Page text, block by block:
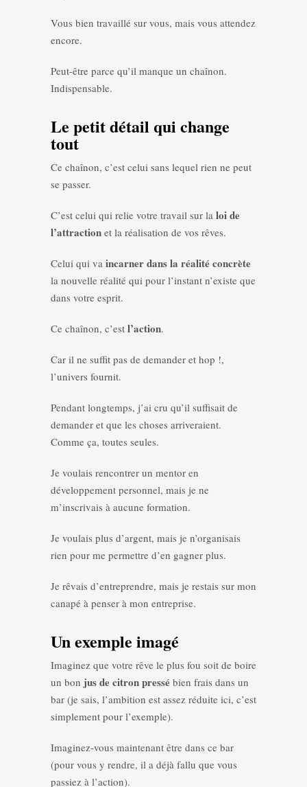
Vous bien travaillé sur vous, mais vous attendez
encore.
Peut-être parce qu’il manque un chaînon.
Indispensable.
Le petit détail qui change
tout
Ce chaînon, c’est celui sans lequel rien ne peut
se passer.
C’est celui qui relie votre travail sur la loi de
l’attraction et la réalisation de vos rêves.
Celui qui va incarner dans la réalité concrète
la nouvelle réalité qui pour l’instant n’existe que
dans votre esprit.
Ce chaînon, c’est l’action.
Car il ne suffit pas de demander et hop !,
l’univers fournit.
Pendant longtemps, j’ai cru qu’il suffisait de
demander et que les choses arriveraient.
Comme ça, toutes seules.
Je voulais rencontrer un mentor en
développement personnel, mais je ne
m’inscrivais à aucune formation.
Je voulais plus d’argent, mais je n’organisais
rien pour me permettre d’en gagner plus.
Je rêvais d’entreprendre, mais je restais sur mon
canapé à penser à mon entreprise.
Un exemple imagé
Imaginez que votre rêve le plus fou soit de boire
un bon jus de citron pressé bien frais dans un
bar (je sais, l’ambition est assez réduite ici, c’est
simplement pour l’exemple).
Imaginez-vous maintenant être dans ce bar
(pour vous y rendre, il a déjà fallu que vous
passiez à l’action).